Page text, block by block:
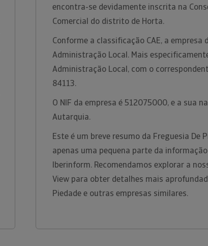
encontra-se devidamente inscrita na
Comercial do distrito de Horta.
Conforme a classificação CAE, a empresa
Administração Local. Mais
Administração Local, com o
84113.
O NIF da empresa é 512075000, e a sua
Autarquia.
Este é um breve resumo da Freguesia De
apenas uma pequena parte da
Iberinform. Recomendamos explorar a
View para obter detalhes mais
Piedade e outras empresas similares.